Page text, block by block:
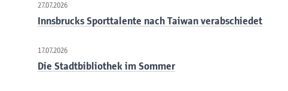
27.07.2026
Innsbrucks Sporttalente nach Taiwan verabschiedet
17.07.2026
Die Stadtbibliothek im Sommer